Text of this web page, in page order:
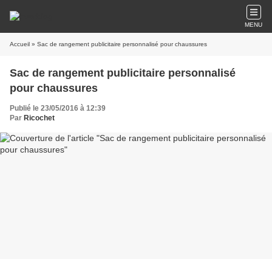
MENU
Accueil » Sac de rangement publicitaire personnalisé pour chaussures
Sac de rangement publicitaire personnalisé
pour chaussures
Publié le 23/05/2016 à 12:39
Par Ricochet